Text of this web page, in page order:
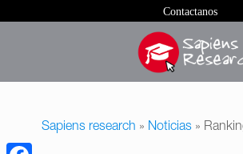
Contactanos
Sapiens research » Noticias »